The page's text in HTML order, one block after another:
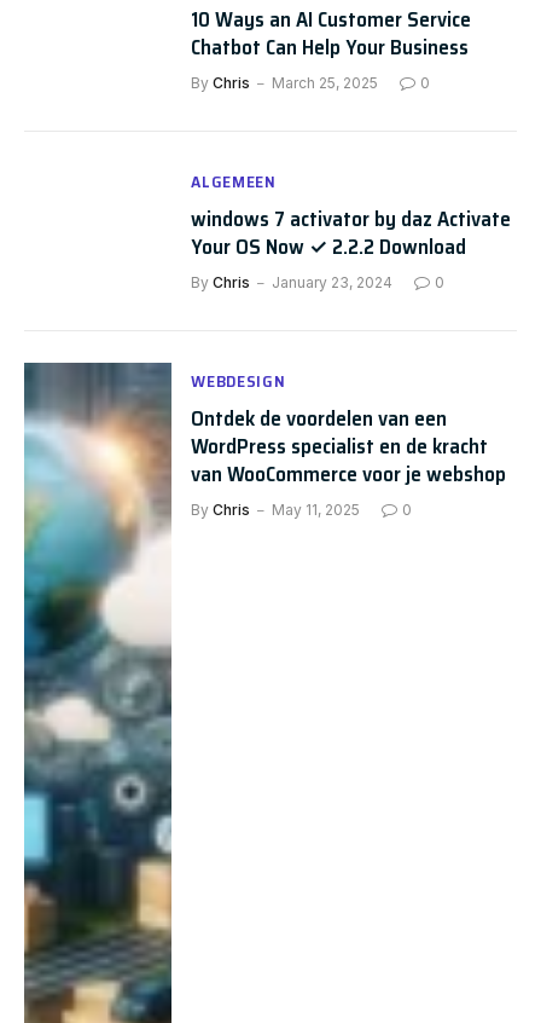
10 Ways an AI Customer Service
Chatbot Can Help Your Business
By Chris March 25, 2025 0
ALGEMEEN
windows 7 activator by daz Activate
Your OS Now ✓ 2.2.2 Download
By Chris January 23, 2024 0
WEBDESIGN
Ontdek de voordelen van een
WordPress specialist en de kracht
van WooCommerce voor je webshop
By Chris May 11, 2025 0